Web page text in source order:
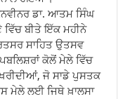
ਡਾ. ਆਤਮ ਸਿੰਘ
ਬੀਤੇ ਇੱਕ ਮਹੀਨੇ
ਸਾਹਿਤ ਉਤਸਵ
ਕੋਲੋਂ ਮੇਲੇ ਵਿੱਚ
ਜੋ ਸਾਡੇ ਪੁਸਤਕ
ਮੇਲੇ ਲਈ ਜਿਥੇ ਖ਼ਾਲਸਾ